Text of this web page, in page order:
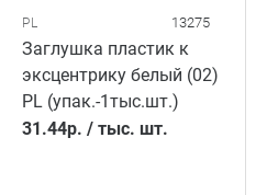
PL 13275
Заглушка пластик к
эксцентрику белый (02)
PL (упак.-1тыс.шт.)
31.44р. / тыс. шт.